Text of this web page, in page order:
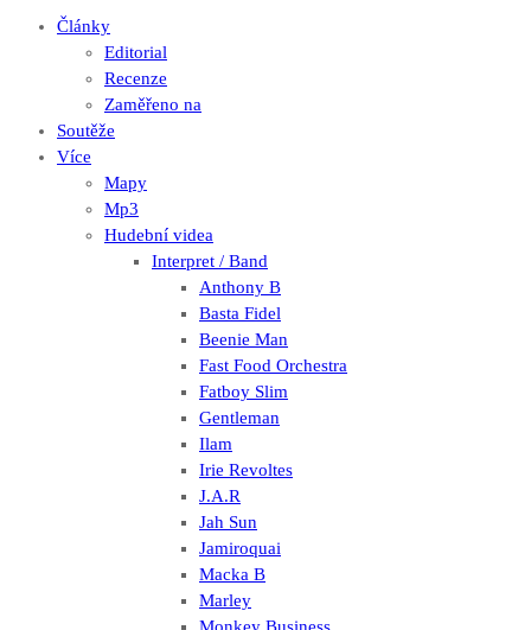
Články
Editorial
Recenze
Zaměřeno na
Soutěže
Více
Mapy
Mp3
Hudební videa
Interpret / Band
Anthony B
Basta Fidel
Beenie Man
Fast Food Orchestra
Fatboy Slim
Gentleman
Ilam
Irie Revoltes
J.A.R
Jah Sun
Jamiroquai
Macka B
Marley